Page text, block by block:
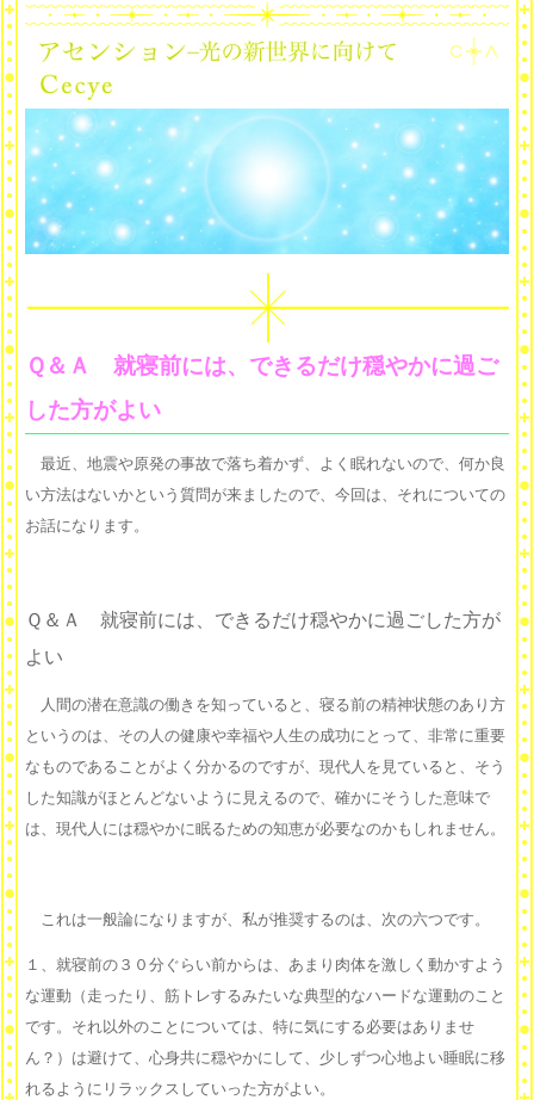
Ｑ＆Ａ 就寝前には、できるだけ穏やかに過ご
した方がよい
最近、地震や原発の事故で落ち着かず、よく眠れないので、何か良
い方法はないかという質問が来ましたので、今回は、それについての
お話になります。
Ｑ＆Ａ 就寝前には、できるだけ穏やかに過ごした方が
よい
人間の潜在意識の働きを知っていると、寝る前の精神状態のあり方
というのは、その人の健康や幸福や人生の成功にとって、非常に重要
なものであることがよく分かるのですが、現代人を見ていると、そう
した知識がほとんどないように見えるので、確かにそうした意味で
は、現代人には穏やかに眠るための知恵が必要なのかもしれません。
これは一般論になりますが、私が推奨するのは、次の六つです。
１、就寝前の３０分ぐらい前からは、あまり肉体を激しく動かすよう
な運動（走ったり、筋トレするみたいな典型的なハードな運動のこと
です。それ以外のことについては、特に気にする必要はありませ
ん？）は避けて、心身共に穏やかにして、少しずつ心地よい睡眠に移
れるようにリラックスしていった方がよい。